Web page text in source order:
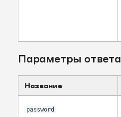
Параметры ответа
Название
password